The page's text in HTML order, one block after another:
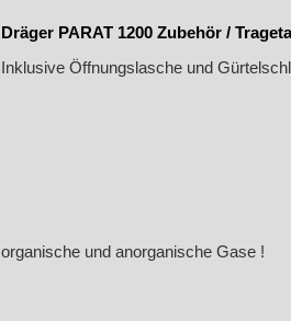
Dräger PARAT 1200 Zubehör /
Inklusive Öffnungslasche und
organische und anorganische Gase !